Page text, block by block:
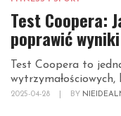
Test Coopera:
poprawić
Test Coopera to
2025-04-28 BY